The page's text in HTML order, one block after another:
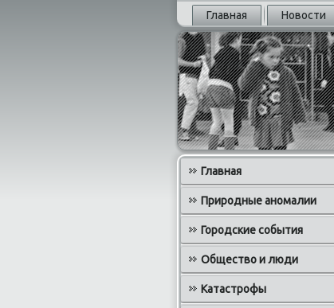
Главная Новости
Главная
Природные аномалии
Городские события
Общество и люди
Катастрофы